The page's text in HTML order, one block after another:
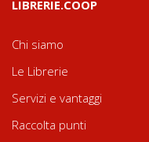
LIBRERIE.COOP
Chi siamo
Le Librerie
Servizi e vantaggi
Raccolta punti